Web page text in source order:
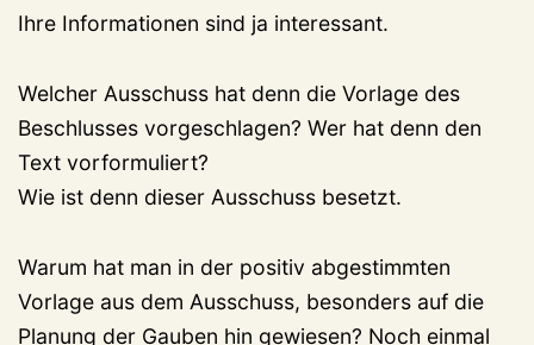
Ihre Informationen sind ja interessant.
Welcher Ausschuss hat denn die Vorlage des
Beschlusses vorgeschlagen? Wer hat denn den
Text vorformuliert?
Wie ist denn dieser Ausschuss besetzt.
Warum hat man in der positiv abgestimmten
Vorlage aus dem Ausschuss, besonders auf die
Planung der Gauben hin gewiesen? Noch einmal